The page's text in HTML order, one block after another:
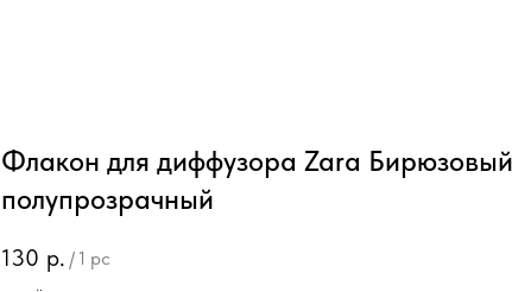
Флакон для диффузора Zara Бирюзовый
полупрозрачный
130 р. / 1 pc